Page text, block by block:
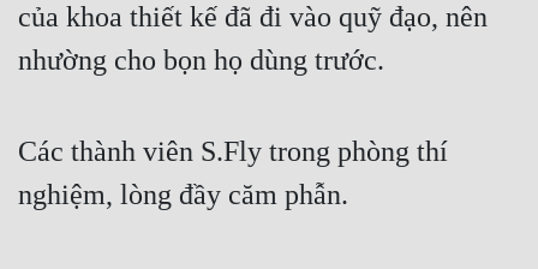
của khoa thiết kế đã đi vào quỹ đạo, nên
nhường cho bọn họ dùng trước.
Các thành viên S.Fly trong phòng thí
nghiệm, lòng đầy căm phẫn.